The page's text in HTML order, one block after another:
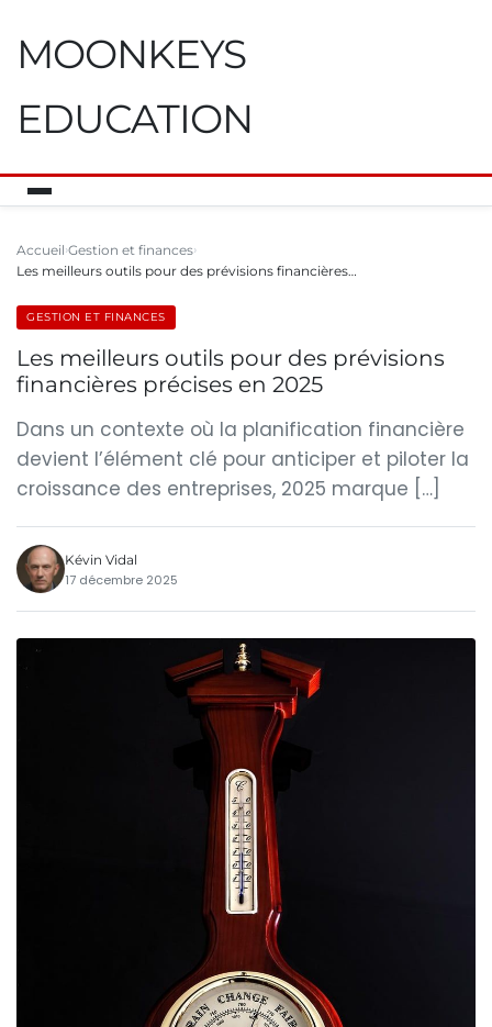
MOONKEYS
EDUCATION
Accueil Gestion et finances
Les meilleurs outils pour des prévisions financières…
GESTION ET FINANCES
Les meilleurs outils pour des prévisions
financières précises en 2025
Dans un contexte où la planification financière
devient l’élément clé pour anticiper et piloter la
croissance des entreprises, 2025 marque […]
Kévin Vidal
17 décembre 2025